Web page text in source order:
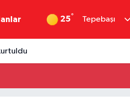
25° Tepebaşı